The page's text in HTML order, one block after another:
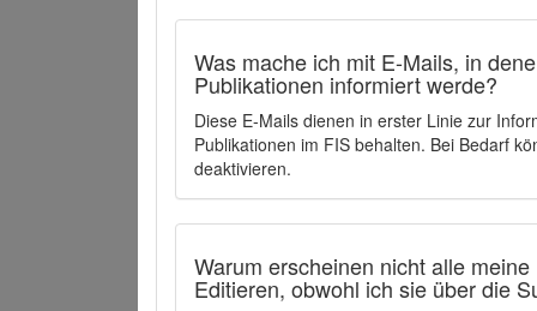
Was mache ich mit E-Mails, in
Publikationen informiert werde?
Diese E-Mails dienen in erster Linie zur
Publikationen im FIS behalten. Bei Bedarf
deaktivieren.
Warum erscheinen nicht alle
Editieren, obwohl ich sie über die